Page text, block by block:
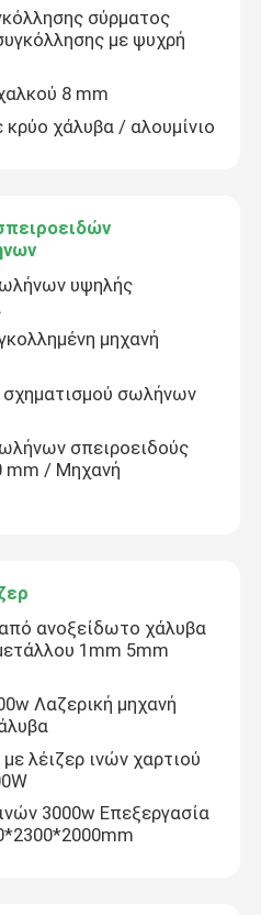
συγκολλημένων
καλωδίου
πεθαίνει
σύρματος
με ψυχρή
8 mm
κρύο χάλυβα / αλουμίνιο
υψηλής
μηχανή
σωλήνων
σπειροειδούς
mm / Μηχανή
ανοξείδωτο χάλυβα
1mm 5mm
Λαζερική μηχανή
λέιζερ ινών χαρτιού
3000w Επεξεργασία